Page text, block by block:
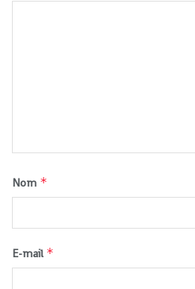
Nom *
E-mail *